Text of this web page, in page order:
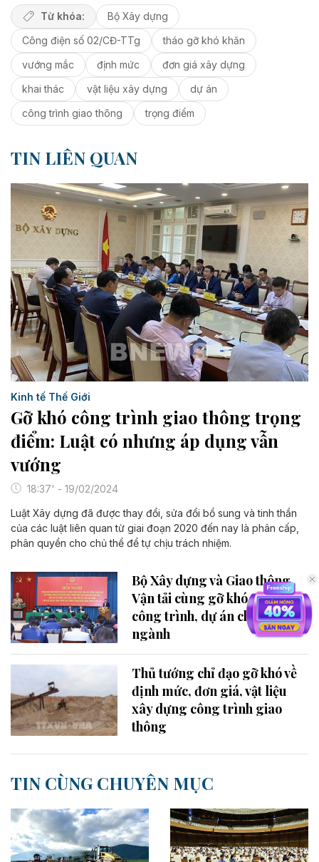
Từ khóa:
Bộ Xây dựng
Công điện số 02/CĐ-TTg
tháo gỡ khó khăn
vướng mắc
định mức
đơn giá xây dựng
khai thác
vật liệu xây dựng
dự án
công trình giao thông
trọng điểm
TIN LIÊN QUAN
Kinh tế Thế Giới
Gỡ khó công trình giao thông trọng
điểm: Luật có nhưng áp dụng vẫn
vướng
18:37' - 19/02/2024
Luật Xây dựng đã được thay đổi, sửa đổi bổ sung và tinh thần
của các luật liên quan từ giai đoạn 2020 đến nay là phân cấp,
phân quyền cho chủ thể để tự chịu trách nhiệm.
Bộ Xây dựng và Giao thông
Vận tải cùng gỡ khó cho các
công trình, dự án chuyên
ngành
Thủ tướng chỉ đạo gỡ khó về
định mức, đơn giá, vật liệu
xây dựng công trình giao
thông
TIN CÙNG CHUYÊN MỤC